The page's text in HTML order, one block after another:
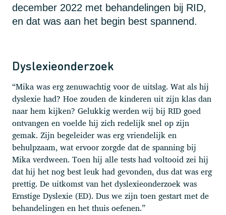
december 2022 met behandelingen bij RID,
en dat was aan het begin best spannend.
Dyslexieonderzoek
“Mika was erg zenuwachtig voor de uitslag. Wat als hij
dyslexie had? Hoe zouden de kinderen uit zijn klas dan
naar hem kijken? Gelukkig werden wij bij RID goed
ontvangen en voelde hij zich redelijk snel op zijn
gemak. Zijn begeleider was erg vriendelijk en
behulpzaam, wat ervoor zorgde dat de spanning bij
Mika verdween. Toen hij alle tests had voltooid zei hij
dat hij het nog best leuk had gevonden, dus dat was erg
prettig. De uitkomst van het dyslexieonderzoek was
Ernstige Dyslexie (ED). Dus we zijn toen gestart met de
behandelingen en het thuis oefenen.”